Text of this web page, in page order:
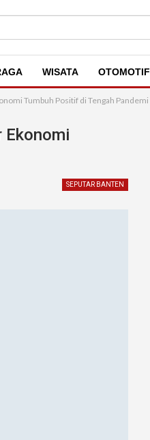
WISATA OTOMOTIF
Tumbuh Positif di Tengah Pandemi
Ekonomi
SEPUTAR BANTEN